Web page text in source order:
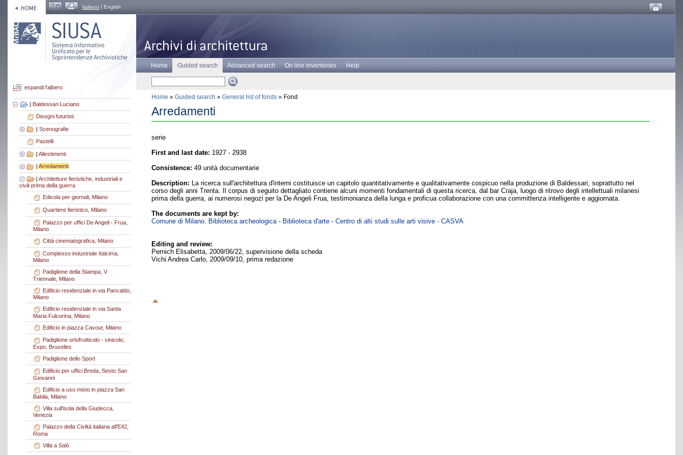
italiano | English
espandi l'albero
| Baldessari Luciano
Disegni futuristi
| Scenografie
Pastelli
| Allestimenti
Arredamenti
| Architetture fieristiche, industriali e
civili prima della guerra
Edicola per giornali, Milano
Quartiere fieristico, Milano
Palazzo per uffici De Angeli - Frua,
Milano
Città cinematografica, Milano
Complesso industriale Italcima,
Milano
Padiglione della Stampa, V
Triennale, Milano
Edificio residenziale in via Pancaldo,
Milano
Edificio residenziale in via Santa
Maria Fulcorina, Milano
Edificio in piazza Cavour, Milano
Padiglione ortofrutticolo - vinicolo,
Expo, Bruxelles
Padiglione dello Sport
Edificio per uffici Breda, Sesto San
Giovanni
Edificio a uso misto in piazza San
Babila, Milano
Villa sull'isola della Giudecca,
Venezia
Palazzo della Civiltà italiana all'E42,
Roma
Villa a Salò
Home Guided search Advanced search On line inventories Help
Home » Guided search » General list of fonds » Fond
Arredamenti
serie
First and last date: 1927 - 2938
Consistence: 49 unità documentarie
Description: La ricerca sull'architettura d'interni costituisce un capitolo quantitativamente e qualitativamente cospicuo nella produzione di Baldessari, soprattutto nel
corso degli anni Trenta. Il corpus di seguito dettagliato contiene alcuni momenti fondamentali di questa ricerca, dal bar Craja, luogo di ritrovo degli intellettuali milanesi
prima della guerra, ai numerosi negozi per la De Angeli Frua, testimonianza della lunga e proficua collaborazione con una committenza intelligente e aggiornata.
The documents are kept by:
Comune di Milano. Biblioteca archeologica - Biblioteca d'arte - Centro di alti studi sulle arti visive - CASVA
Editing and review:
Pernich Elisabetta, 2009/06/22, supervisione della scheda
Vichi Andrea Carlo, 2009/09/10, prima redazione